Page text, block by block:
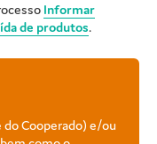
Informar
de produtos.
do Cooperado) e/ou